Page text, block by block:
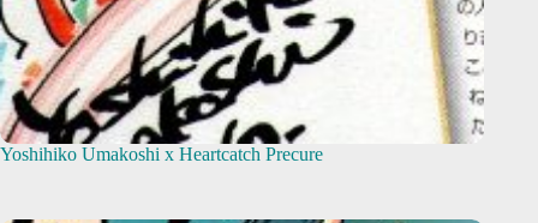
Yoshihiko Umakoshi x Heartcatch Precure